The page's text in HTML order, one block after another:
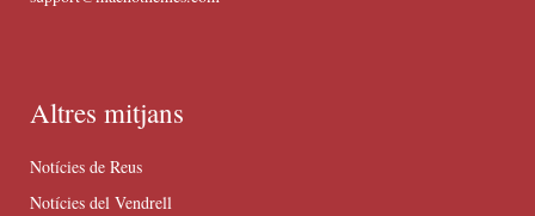
Altres mitjans
Notícies de Reus
Notícies del Vendrell